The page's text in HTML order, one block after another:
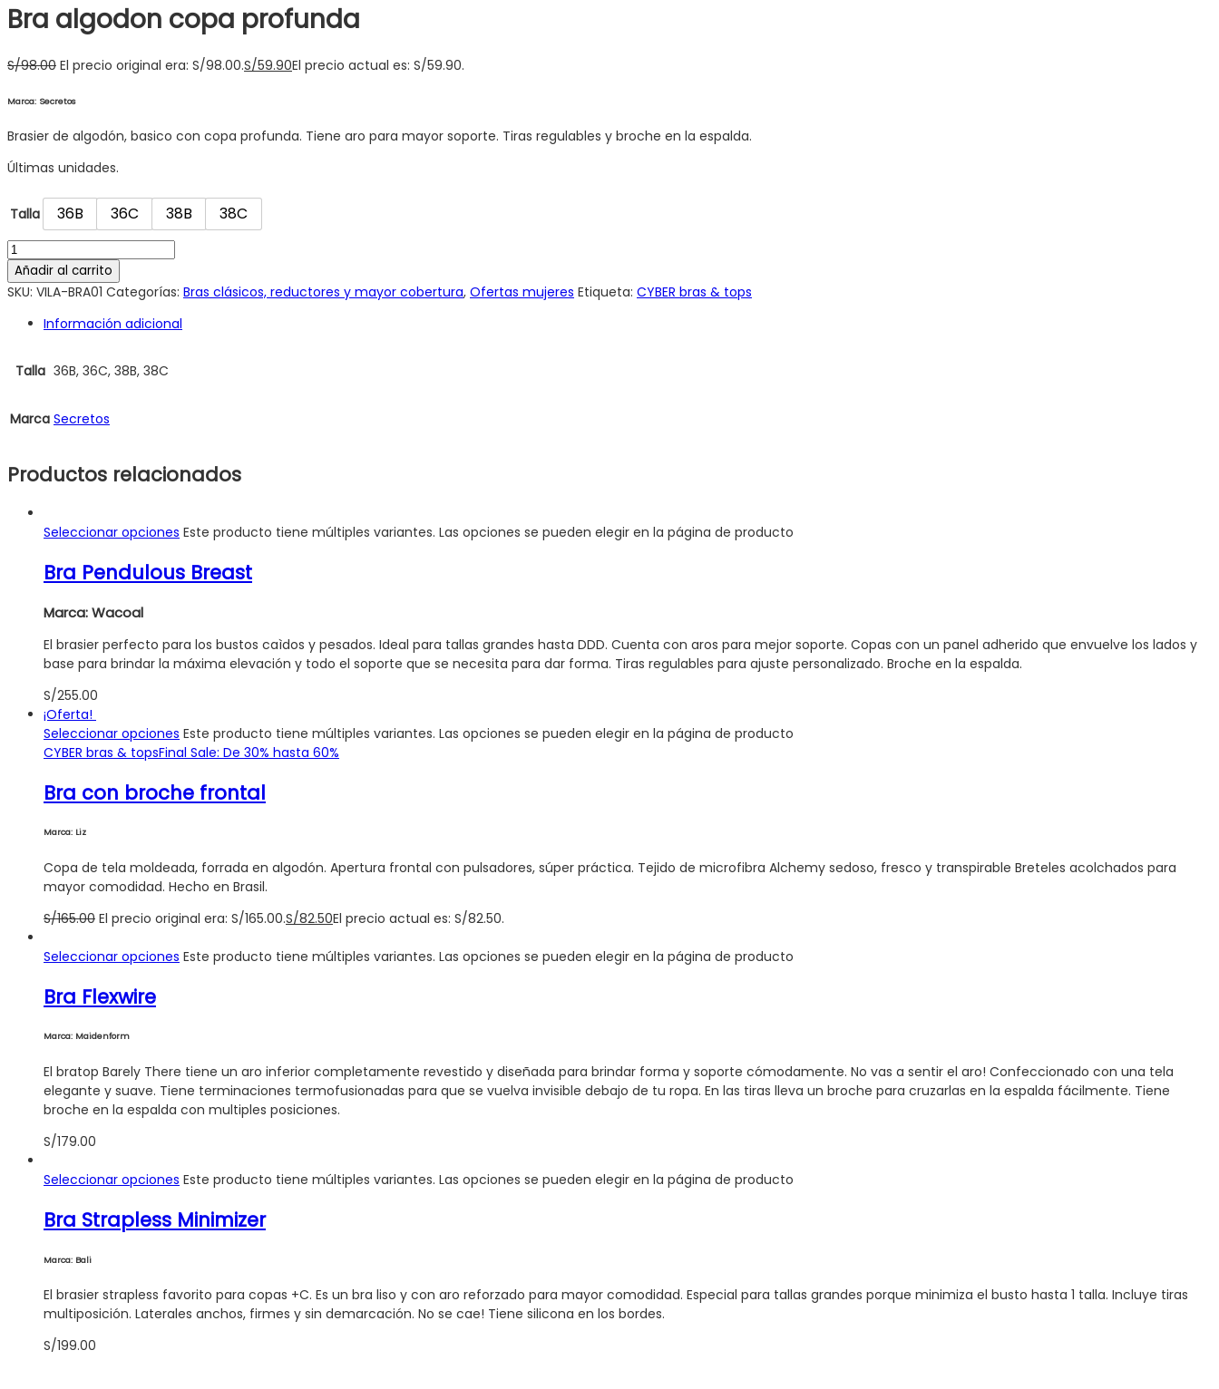
Bra algodon copa profunda
S/98.00 El precio original era: S/98.00.S/59.90El precio actual es: S/59.90.
Marca: Secretos
Brasier de algodón, basico con copa profunda. Tiene aro para mayor soporte. Tiras regulables y broche en la espalda.
Últimas unidades.
Talla 36B 36C 38B 38C
Añadir al carrito
SKU: VILA-BRA01 Categorías: Bras clásicos, reductores y mayor cobertura, Ofertas mujeres Etiqueta: CYBER bras & tops
Información adicional
Talla 36B, 36C, 38B, 38C
Marca Secretos
Productos relacionados
Seleccionar opciones Este producto tiene múltiples variantes. Las opciones se pueden elegir en la página de producto
Bra Pendulous Breast
Marca: Wacoal
El brasier perfecto para los bustos caìdos y pesados. Ideal para tallas grandes hasta DDD. Cuenta con aros para mejor soporte. Copas con un panel adherido que envuelve los lados y
base para brindar la máxima elevación y todo el soporte que se necesita para dar forma. Tiras regulables para ajuste personalizado. Broche en la espalda.
S/255.00
¡Oferta!
Seleccionar opciones Este producto tiene múltiples variantes. Las opciones se pueden elegir en la página de producto
CYBER bras & topsFinal Sale: De 30% hasta 60%
Bra con broche frontal
Marca: Liz
Copa de tela moldeada, forrada en algodón. Apertura frontal con pulsadores, súper práctica. Tejido de microfibra Alchemy sedoso, fresco y transpirable Breteles acolchados para
mayor comodidad. Hecho en Brasil.
S/165.00 El precio original era: S/165.00.S/82.50El precio actual es: S/82.50.
Seleccionar opciones Este producto tiene múltiples variantes. Las opciones se pueden elegir en la página de producto
Bra Flexwire
Marca: Maidenform
El bratop Barely There tiene un aro inferior completamente revestido y diseñada para brindar forma y soporte cómodamente. No vas a sentir el aro! Confeccionado con una tela
elegante y suave. Tiene terminaciones termofusionadas para que se vuelva invisible debajo de tu ropa. En las tiras lleva un broche para cruzarlas en la espalda fácilmente. Tiene
broche en la espalda con multiples posiciones.
S/179.00
Seleccionar opciones Este producto tiene múltiples variantes. Las opciones se pueden elegir en la página de producto
Bra Strapless Minimizer
Marca: Bali
El brasier strapless favorito para copas +C. Es un bra liso y con aro reforzado para mayor comodidad. Especial para tallas grandes porque minimiza el busto hasta 1 talla. Incluye tiras
multiposición. Laterales anchos, firmes y sin demarcación. No se cae! Tiene silicona en los bordes.
S/199.00